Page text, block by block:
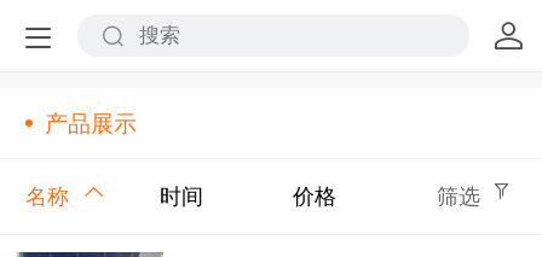
产品展示
名称 时间 价格 筛选